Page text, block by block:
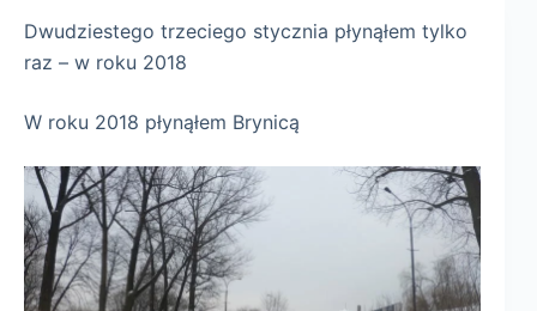
Dwudziestego trzeciego stycznia płynąłem tylko
raz – w roku 2018
W roku 2018 płynąłem Brynicą